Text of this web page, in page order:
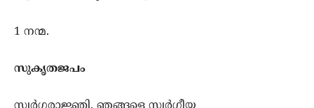
1 നന്മ.
സുകൃതജപം